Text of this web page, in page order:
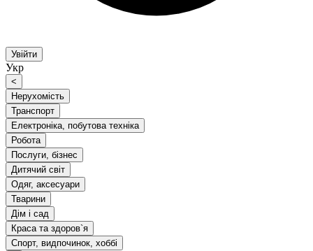
Увійти
Укр
<
Нерухомість
Транспорт
Електроніка, побутова техніка
Робота
Послуги, бізнес
Дитячий світ
Одяг, аксесуари
Тварини
Дім і сад
Краса та здоров`я
Спорт, видпочинок, хоббі